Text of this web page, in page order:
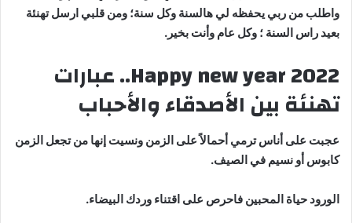
واطلب من ربي يحفظه لي هالسنة وكل سنة؛ ومن قلبي ارسل تهنئة
بعيد راس السنة ؛ وكل عام وأنت بخير.
Happy new year 2022.. عبارات
تهنئة بين الأصدقاء والأحباب
عجبت على أناس ترمي أحمالاً على الزمن ونسيت إنها من تجعل الزمن
كابوس أو نسيم في الصيف.
الورود حياة المحبين فاحرص على اقتناء وردك البيضاء.